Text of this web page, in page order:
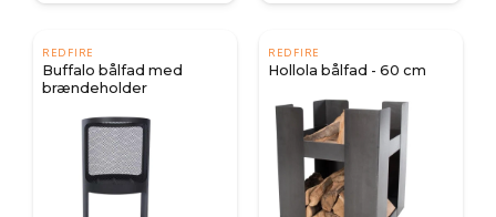
REDFIRE
Buffalo bålfad med
brændeholder
REDFIRE
Hollola bålfad - 60 cm